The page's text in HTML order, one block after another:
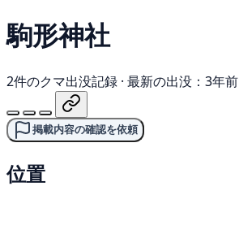
駒形神社
2件のクマ出没記録 · 最新の出没：3年前
掲載内容の確認を依頼
位置